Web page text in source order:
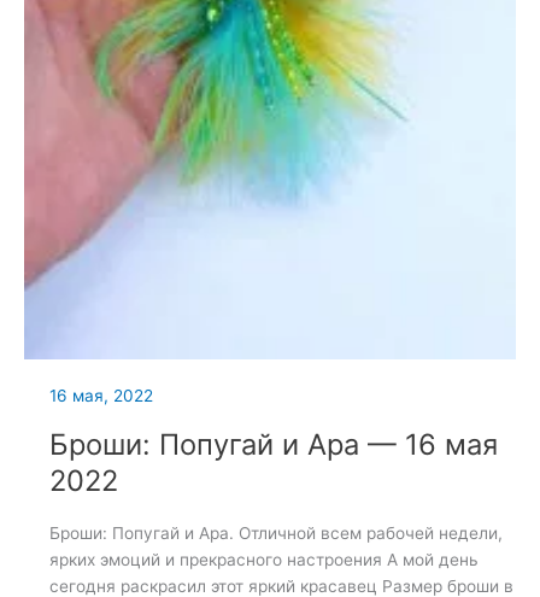
16 мая, 2022
Броши: Попугай и Ара — 16 мая
2022
Броши: Попугай и Ара. Отличной всем рабочей недели,
ярких эмоций и прекрасного настроения А мой день
сегодня раскрасил этот яркий красавец Размер броши в